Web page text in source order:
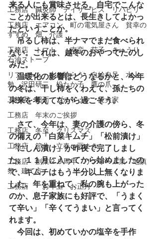
工務店 鍼灸師 デイサービス リハビリ
工務店 エアコン 町の電気屋さん 貧幸の
すすめ 畑 介護
工務店 トマト 南蛮 茄子 きゅうり
石油ストーブ
リフォーム 土を喰らう 自給自足 水上
勉 沢田研二 松たか子 鷹の爪
工務店 図面 ブルドック 愛犬家
工務店 年末のご挨拶
工務店 冬至 クリスマス
工務店 節分 立春 豆まき
工務店 創業２５周年 リフォーム業 地鎮
祭 建て方
工務店 お年玉 お正月
来る人にも賞味させる。自宅でこんな
ことが出来るとは、長生きしてよかっ
たということか。
吊るし柿は、半ナマでまだ食べられ
ない。これは、越冬のおやつでたのし
みだ。
温暖化の影響はどうなるかと、今年
の冬は、干し柿をくわえて、孫たちの
未来を考えてながら過ごそう。
さて、今年は、妻の介護の傍ら、冬
の備えの「白菜キムチ」「松前漬け」
「にしん漬け」が昨夜で完了しまし
た。１１月に入ってから始めましたの
で、キムチはもう半分以上無くなりま
した。年を重ねて、私の腕も上がった
のか、息子家族にも好評で、「うまく
て辛い」「辛くてうまい」と言ってく
れます。
今回は、初めていかの塩辛を手作